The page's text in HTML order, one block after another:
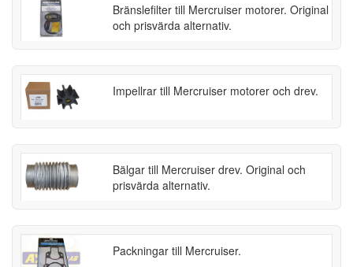
Bränslefilter till Mercruiser motorer. Original
och prisvärda alternativ.
Impellrar till Mercruiser motorer och drev.
Bälgar till Mercruiser drev. Original och
prisvärda alternativ.
Packningar till Mercruiser.